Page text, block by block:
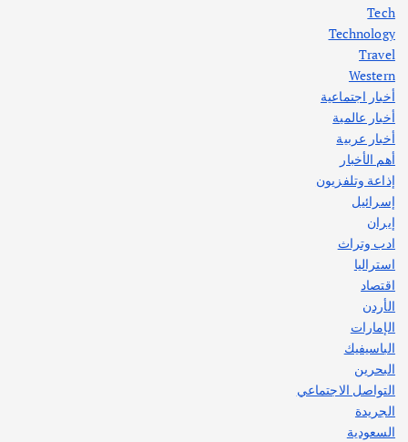
اختتام ورشة السينوغرافيا في مدينة كلباء الاماراتية
أغسطس 3, 2026
Tech
Technology
Travel
Western
أخبار اجتماعية
أخبار عالمية
أخبار عربية
أهم الأخبار
إذاعة وتلفزيون
إسرائيل
إيران
ادب وتراث
استراليا
اقتصاد
الأردن
الإمارات
الباسيفيك
البحرين
التواصل الاجتماعي
الجريدة
السعودية